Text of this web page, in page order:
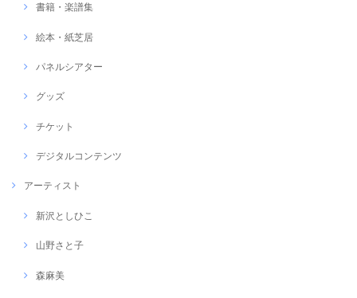
書籍・楽譜集
絵本・紙芝居
パネルシアター
グッズ
チケット
デジタルコンテンツ
アーティスト
新沢としひこ
山野さと子
森麻美